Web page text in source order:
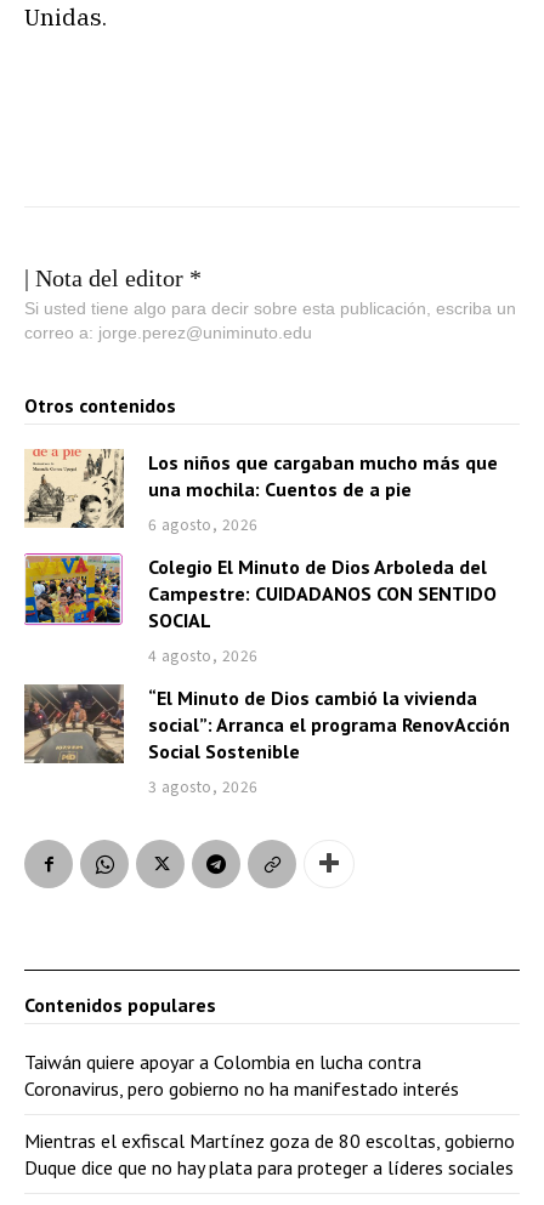
Unidas.
| Nota del editor *
Si usted tiene algo para decir sobre esta publicación, escriba un
correo a: jorge.perez@uniminuto.edu
Otros contenidos
Los niños que cargaban mucho más que
una mochila: Cuentos de a pie
6 agosto, 2026
Colegio El Minuto de Dios Arboleda del
Campestre: CUIDADANOS CON SENTIDO
SOCIAL
4 agosto, 2026
“El Minuto de Dios cambió la vivienda
social”: Arranca el programa RenovAcción
Social Sostenible
3 agosto, 2026
Contenidos populares
Taiwán quiere apoyar a Colombia en lucha contra
Coronavirus, pero gobierno no ha manifestado interés
Mientras el exfiscal Martínez goza de 80 escoltas, gobierno
Duque dice que no hay plata para proteger a líderes sociales